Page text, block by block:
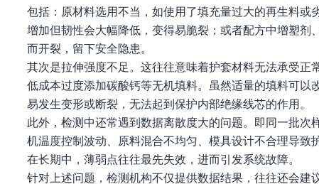
包括：原材料选用不当，如使用了填充量过大的再生料
增加但韧性会大幅降低，变得易脆裂；或者配方中增塑
而开裂，留下安全隐患。
其次是拉伸强度不足。这往往意味着护套材料无法承受
低成本过度添加碳酸钙等无机填料。虽然适量的填料可
易发生变形或断裂，无法起到保护内部绝缘线芯的作用。
此外，检测中还常遇到数据离散度大的问题。即同一批
机温度控制波动、原料混合不均匀、模具设计不合理导
在长期中，薄弱点往往最先失效，进而引发系统故障。
针对上述问题，检测机构不仅提供数据结果，往往还会